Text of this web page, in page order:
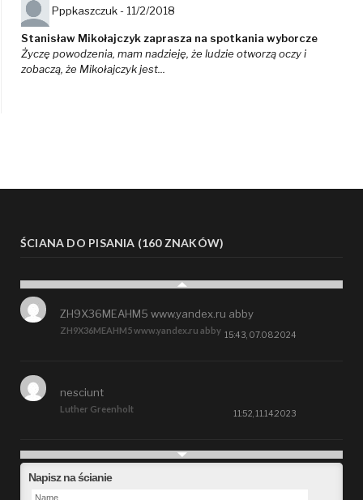
Pppkaszczuk - 11/2/2018
Stanisław Mikołajczyk zaprasza na spotkania wyborcze
Życzę powodzenia, mam nadzieję, że ludzie otworzą oczy i
zobaczą, że Mikołajczyk jest...
ŚCIANA DO PISANIA (160 ZNAKÓW)
ZH9X36MEAHM5 www.yandex.ru abby
ZH9X36MEAHM5 www.yandex.ru abby
15:43, 07.08.2024
Luther Greenholt
nesciunt
11:52, 11.14.2023
Future
Napisz na ścianie